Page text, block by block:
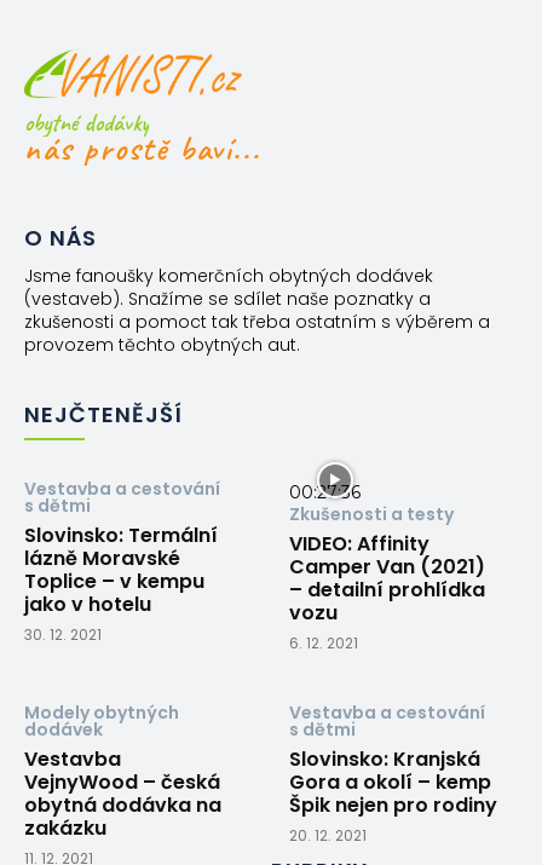
obytné dodávky
nás prostě baví...
O NÁS
Jsme fanoušky komerčních obytných dodávek
(vestaveb). Snažíme se sdílet naše poznatky a
zkušenosti a pomoct tak třeba ostatním s výběrem a
provozem těchto obytných aut.
NEJČTENĚJŠÍ
Vestavba a cestování
s dětmi
Slovinsko: Termální
lázně Moravské
Toplice – v kempu
jako v hotelu
30. 12. 2021
00:27:36
Zkušenosti a testy
VIDEO: Affinity
Camper Van (2021)
– detailní prohlídka
vozu
6. 12. 2021
Modely obytných
dodávek
Vestavba
VejnyWood – česká
obytná dodávka na
zakázku
11. 12. 2021
Vestavba a cestování
s dětmi
Slovinsko: Kranjská
Gora a okolí – kemp
Špik nejen pro rodiny
20. 12. 2021